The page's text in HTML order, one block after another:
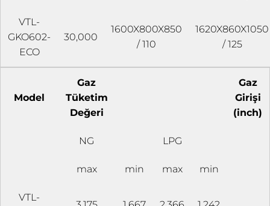
VTL-
GKO602-
ECO
30,000
1600X800X850
/ 110
1620X860X1050
/ 125
Model
Gaz
Tüketim
Değeri
Gaz
Girişi
(inch)
NG LPG
max min max min
VTL-